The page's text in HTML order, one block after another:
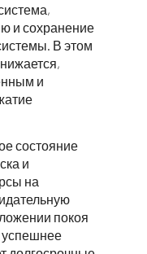
и сохранение
В этом
и
состояние
и
на
покоя
успешнее